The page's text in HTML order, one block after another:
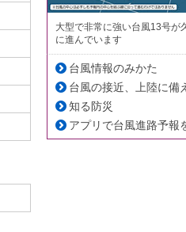
大型で非常に強い台風13号が
に進んでいます
台風情報のみかた
台風の接近、上陸に備
知る防災
アプリで台風進路予報